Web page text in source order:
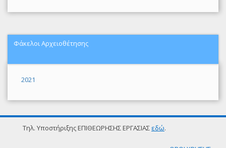
Φάκελοι Αρχειοθέτησης
2021
Τηλ. Υποστήριξης ΕΠΙΘΕΩΡΗΣΗΣ ΕΡΓΑΣΙΑΣ εδώ.